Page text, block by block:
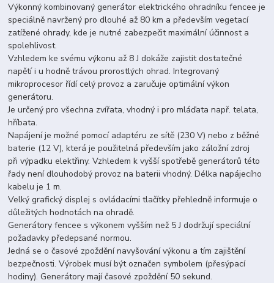
Výkonný kombinovaný generátor elektrického ohradníku fencee je
speciálně navržený pro dlouhé až 80 km a především vegetací
zatížené ohrady, kde je nutné zabezpečit maximální účinnost a
spolehlivost.
Vzhledem ke svému výkonu až 8 J dokáže zajistit dostatečné
napětí i u hodně trávou prorostlých ohrad. Integrovaný
mikroprocesor řídí celý provoz a zaručuje optimální výkon
generátoru.
Je určený pro všechna zvířata, vhodný i pro mláďata např. telata,
hříbata.
Napájení je možné pomocí adaptéru ze sítě (230 V) nebo z běžné
baterie (12 V), která je použitelná především jako záložní zdroj
při výpadku elektřiny. Vzhledem k vyšší spotřebě generátorů této
řady není dlouhodobý provoz na baterii vhodný. Délka napájecího
kabelu je 1 m.
Velký grafický displej s ovládacími tlačítky přehledně informuje o
důležitých hodnotách na ohradě.
Generátory fencee s výkonem vyšším než 5 J dodržují speciální
požadavky předepsané normou.
Jedná se o časové zpoždění navyšování výkonu a tím zajištění
bezpečnosti. Výrobek musí být označen symbolem (přesýpací
hodiny). Generátory mají časové zpoždění 50 sekund.